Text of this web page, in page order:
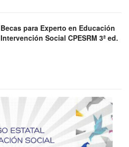
Becas para Experto en Educación
Intervención Social CPESRM 3ª ed.